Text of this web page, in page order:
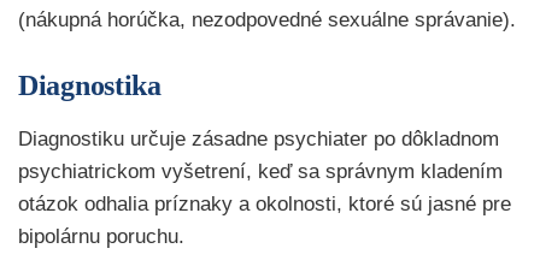
(nákupná horúčka, nezodpovedné sexuálne správanie).
Diagnostika
Diagnostiku určuje zásadne psychiater po dôkladnom
psychiatrickom vyšetrení, keď sa správnym kladením
otázok odhalia príznaky a okolnosti, ktoré sú jasné pre
bipolárnu poruchu.